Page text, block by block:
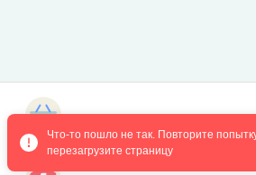
Что-то пошло не так. Повторите
перезагрузите страницу